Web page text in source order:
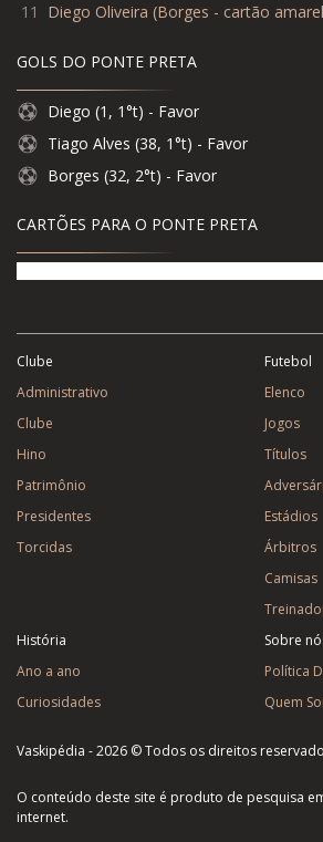
11
Diego Oliveira (Borges - cartão
GOLS DO PONTE PRETA
Diego (1, 1°t) - Favor
Tiago Alves (38, 1°t) - Favor
Borges (32, 2°t) - Favor
CARTÕES PARA O PONTE PRETA
Clube
Administrativo
Clube
Hino
Patrimônio
Presidentes
Torcidas
Futebol
Elenco
Jogos
Títulos
Estádios
Árbitros
Camisas
História
Ano a ano
Curiosidades
Sobre
Política
Quem
Vaskipédia - 2026 © Todos os direitos
O conteúdo deste site é produto de pesquisa
internet.